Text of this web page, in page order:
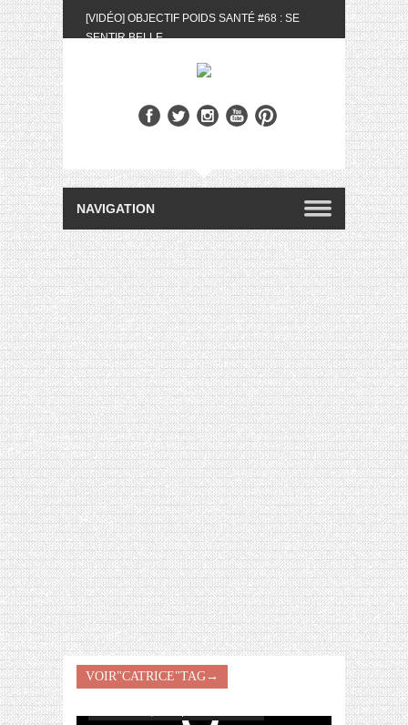
[VIDÉO] OBJECTIF POIDS SANTÉ #68 : SE
SENTIR BELLE
BIOTYFULL BOX DU MOIS DE MAI 2024 FEAT.
[VIDÉO] QUITOQUE #10 : MEAL PREP &
CONVIVIALITÉ
[VIDÉO] UNBOXING : LES MY LITTLE &
BIOTYFULL BOX DU MOIS D’AVRIL 2024
FEAT. AKILA
[VIDÉO] OBJECTIF POIDS SANTÉ #67 : L’AVIS
DES AUTRES, CE N’EST QUE LA VIE DES
AUTRES
[VIDÉO] UNBOXING : LES MY LITTLE &
BIOTYFULL BOX DES MOIS DE FÉVRIER ET
MARS 2024 FEAT. AKILA
[VIDÉO] LA SÉLECTION DU MOIS
#JANVIER2024
[VIDÉO] HELLOFRESH #34 : IDÉES
RECETTES RISOTTO
VOIR"CATRICE"TAG→
Maquillage des sourcils : Kit Benefit VS Kit
Catrice